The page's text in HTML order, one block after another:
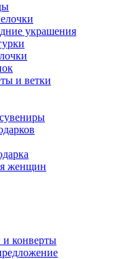
украшения
и ветки
женщин
и конверты